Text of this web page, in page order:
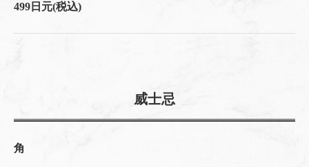
499日元(税込)
威士忌
角